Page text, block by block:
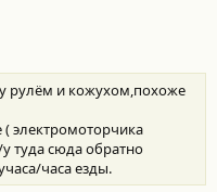
рулём и кожухом,похоже
электромоторчика
туда сюда обратно
часа езды.